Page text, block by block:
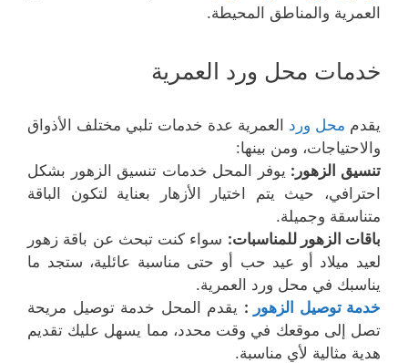
العمرية والمناطق المحيطة.
خدمات محل ورد العمرية
يقدم محل ورد العمرية عدة خدمات تلبي مختلف الأذواق
والاحتياجات، ومن بينها:
تنسيق الزهور: يوفر المحل خدمات تنسيق الزهور بشكل
احترافي، حيث يتم اختيار الأزهار بعناية لتكون الباقة
متناسقة وجميلة.
باقات الزهور للمناسبات: سواء كنت تبحث عن باقة زهور
لعيد ميلاد أو عيد حب أو حتى مناسبة عائلية، ستجد ما
يناسبك في محل ورد العمرية.
خدمة توصيل الزهور : يقدم المحل خدمة توصيل مريحة
تصل إلى موقعك في وقت محدد، مما يسهل عليك تقديم
هدية مثالية لأي مناسبة.